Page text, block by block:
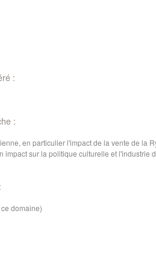
:
:
en particulier l'impact de la vente de la
impact sur la politique culturelle et l'industrie
domaine)